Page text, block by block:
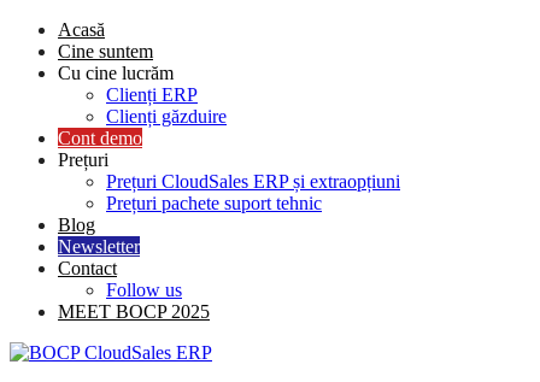
Skip
content
Acasă
Cine suntem
Cu cine lucrăm
Clienți ERP
Clienți găzduire
Cont demo
Prețuri
Prețuri CloudSales ERP și extraopțiuni
Prețuri pachete suport tehnic
Blog
Newsletter
Contact
Follow us
MEET BOCP 2025